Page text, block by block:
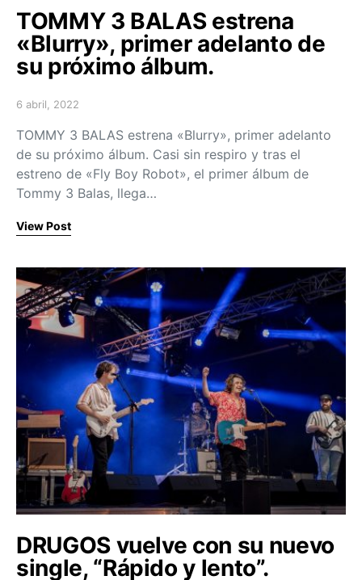
TOMMY 3 BALAS estrena
«Blurry», primer adelanto de
su próximo álbum.
Posted on
6 abril, 2022
TOMMY 3 BALAS estrena «Blurry», primer adelanto
de su próximo álbum. Casi sin respiro y tras el
estreno de «Fly Boy Robot», el primer álbum de
Tommy 3 Balas, llega…
View Post
DRUGOS vuelve con su nuevo
single, “Rápido y lento”.